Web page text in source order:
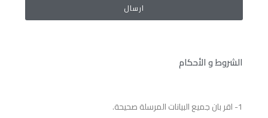
ارسال
الشروط و الأحكام
1- اقر بان جميع البيانات المرسلة صحيحة.